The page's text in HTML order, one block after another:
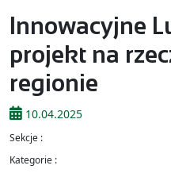
Innowacyjne
projekt na
regionie
10.04.2025
Sekcje :
Kategorie :